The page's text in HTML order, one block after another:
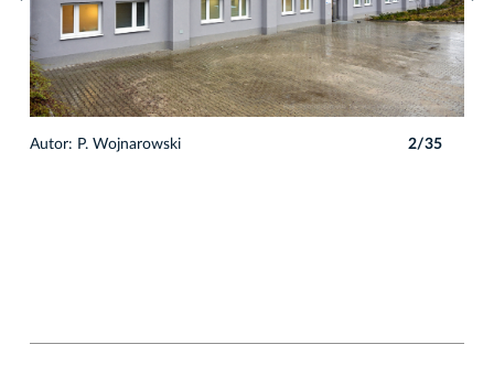
Autor: P. Wojnarowski 2/35